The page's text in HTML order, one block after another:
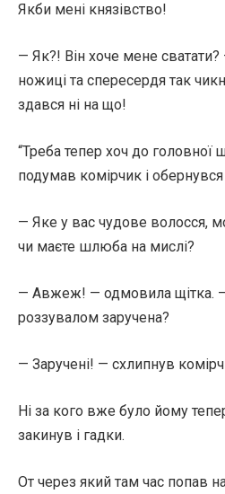
Якби мені князівство!
— Як?! Він хоче мене
ножиці та спересердя так
здався ні на що!
“Треба тепер хоч до головної
подумав комірчик і
— Яке у вас чудове волосся,
чи маєте шлюба на мислі?
— Авжеж! — одмовила щітка. —
роззувалом заручена?
— Заручені! — схлипнув
Ні за кого вже було йому
закинув і гадки.
От через який там час попав